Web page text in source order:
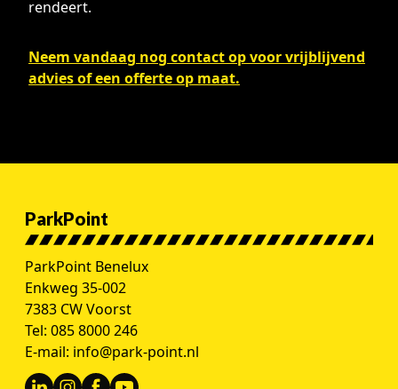
rendeert.
Neem vandaag nog contact op voor vrijblijvend
advies of een offerte op maat.
ParkPoint
ParkPoint Benelux
Enkweg 35-002
7383 CW Voorst
Tel: 085 8000 246
E-mail: info@park-point.nl